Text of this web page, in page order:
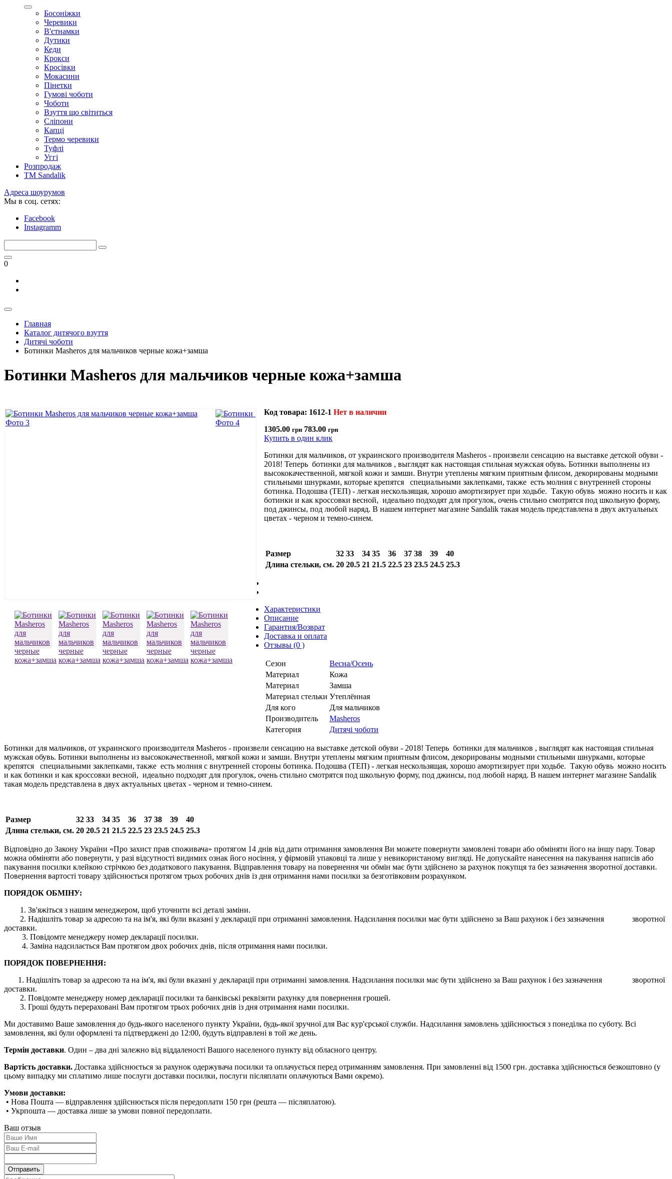
Босоніжки
Черевики
В'єтнамки
Дутики
Кеди
Крокси
Кросівки
Мокасини
Пінетки
Гумові чоботи
Чоботи
Взуття що світиться
Сліпони
Капці
Термо черевики
Туфлі
Уггі
Розпродаж
TM Sandalik
Адреса шоурумов
Мы в соц. сетях:
Facebook
Instagramm
0
Главная
Каталог дитячого взуття
Дитячі чоботи
Ботинки Masheros для мальчиков черные кожа+замша
Ботинки Masheros для мальчиков черные кожа+замша
Код товара: 1612-1 Нет в наличии
1305.00 грн 783.00 грн
Купить в один клик
Ботинки для мальчиков, от украинского производителя Masheros - произвели сенсацию на выставке детской обуви -
2018! Теперь ботинки для мальчиков , выглядят как настоящая стильная мужская обувь. Ботинки выполнены из
высококачественной, мягкой кожи и замши. Внутри утеплены мягким приятным флисом, декорированы модными
стильными шнурками, которые крепятся специальными заклепками, также есть молния с внутренней стороны
ботинка. Подошва (ТЕП) - легкая нескользящая, хорошо амортизирует при ходьбе. Такую обувь можно носить и как
ботинки и как кроссовки весной, идеально подходят для прогулок, очень стильно смотрятся под школьную форму,
под джинсы, под любой наряд. В нашем интернет магазине Sandalik такая модель представлена в двух актуальных
цветах - черном и темно-синем.
Размер 32 33 34 35 36 37 38 39
40
Длина стельки, см. 20 20.5 21 21.5 22.5 23 23.5 24.5 25.3
Характеристики
Описание
Гарантия/Возврат
Доставка и оплата
Отзывы (0 )
Сезон
Весна/Осень
Материал
Кожа
Материал
Замша
Материал стельки Утеплённая
Для кого
Для мальчиков
Производитель
Masheros
Категория
Дитячі чоботи
Ботинки для мальчиков, от украинского производителя Masheros - произвели сенсацию на выставке детской обуви - 2018! Теперь ботинки для мальчиков , выглядят как настоящая стильная
мужская обувь. Ботинки выполнены из высококачественной, мягкой кожи и замши. Внутри утеплены мягким приятным флисом, декорированы модными стильными шнурками, которые
крепятся специальными заклепками, также есть молния с внутренней стороны ботинка. Подошва (ТЕП) - легкая нескользящая, хорошо амортизирует при ходьбе. Такую обувь можно носить
и как ботинки и как кроссовки весной, идеально подходят для прогулок, очень стильно смотрятся под школьную форму, под джинсы, под любой наряд. В нашем интернет магазине Sandalik
такая модель представлена в двух актуальных цветах - черном и темно-синем.
Размер 32 33 34 35 36 37 38 39
40
Длина стельки, см. 20 20.5 21 21.5 22.5 23 23.5 24.5 25.3
Відповідно до Закону України «Про захист прав споживача» протягом 14 днів від дати отримання замовлення Ви можете повернути замовлені товари або обміняти його на іншу пару. Товар
можна обміняти або повернути, у разі відсутності видимих ​​ознак його носіння, у фірмовій упаковці та лише у невикористаному вигляді. Не допускайте нанесення на пакування написів або
пакування посилки клейкою стрічкою без додаткового пакування. Відправлення товару на повернення чи обмін має бути здійснено за рахунок покупця та без зазначення зворотної доставки.
Повернення вартості товару здійснюється протягом трьох робочих днів із дня отримання нами посилки за безготівковим розрахунком.
ПОРЯДОК ОБМІНУ:
1. Зв'яжіться з нашим менеджером, щоб уточнити всі деталі заміни.
2. Надішліть товар за адресою та на ім'я, які були вказані у декларації при отриманні замовлення. Надсилання посилки має бути здійснено за Ваш рахунок і без зазначення зворотної
доставки.
3. Повідомте менеджеру номер декларації посилки.
4. Заміна надсилається Вам протягом двох робочих днів, після отримання нами посилки.
ПОРЯДОК ПОВЕРНЕННЯ:
1. Надішліть товар за адресою та на ім'я, які були вказані у декларації при отриманні замовлення. Надсилання посилки має бути здійснено за Ваш рахунок і без зазначення зворотної
доставки.
2. Повідомте менеджеру номер декларації посилки та банківські реквізити рахунку для повернення грошей.
3. Гроші будуть перераховані Вам протягом трьох робочих днів із дня отримання нами посилки.
Ми доставимо Ваше замовлення до будь-якого населеного пункту України, будь-якої зручної для Вас кур'єрської служби. Надсилання замовлень здійснюється з понеділка по суботу. Всі
замовлення, які були оформлені та підтверджені до 12:00, будуть відправлені в той же день.
Термін доставки. Один – два дні залежно від віддаленості Вашого населеного пункту від обласного центру.
Вартість доставки. Доставка здійснюється за рахунок одержувача посилки та оплачується перед отриманням замовлення. При замовленні від 1500 грн. доставка здійснюється безкоштовно (у
цьому випадку ми сплатимо лише послуги доставки посилки, послуги післяплати оплачуються Вами окремо).
Умови доставки:
• Нова Пошта — відправлення здійснюється після передоплати 150 грн (решта — післяплатою).
• Укрпошта — доставка лише за умови повної передоплати.
Ваш отзыв